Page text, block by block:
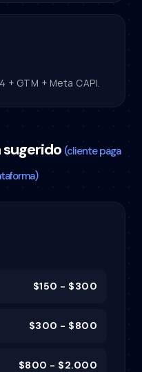
+ GTM + Meta CAPI.
(cliente paga
$150 - $300
$300 - $800
$800 - $2.000